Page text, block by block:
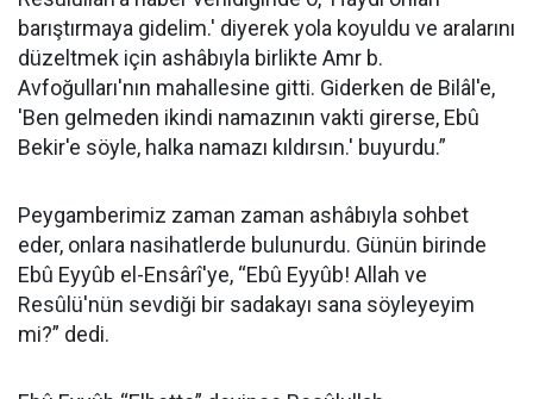
barıştırmaya gidelim.' diyerek yola koyuldu ve aralarını
düzeltmek için ashâbıyla birlikte Amr b.
Avfoğulları'nın mahallesine gitti. Giderken de Bilâl'e,
'Ben gelmeden ikindi namazının vakti girerse, Ebû
Bekir'e söyle, halka namazı kıldırsın.' buyurdu.”
Peygamberimiz zaman zaman ashâbıyla sohbet
eder, onlara nasihatlerde bulunurdu. Günün birinde
Ebû Eyyûb el-Ensârî'ye, “Ebû Eyyûb! Allah ve
Resûlü'nün sevdiği bir sadakayı sana söyleyeyim
mi?” dedi.